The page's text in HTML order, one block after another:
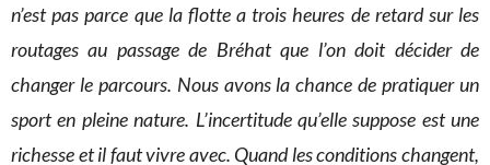
n’est pas parce que la flotte a trois heures de retard sur les
routages au passage de Bréhat que l’on doit décider de
changer le parcours. Nous avons la chance de pratiquer un
sport en pleine nature. L’incertitude qu’elle suppose est une
richesse et il faut vivre avec. Quand les conditions changent,